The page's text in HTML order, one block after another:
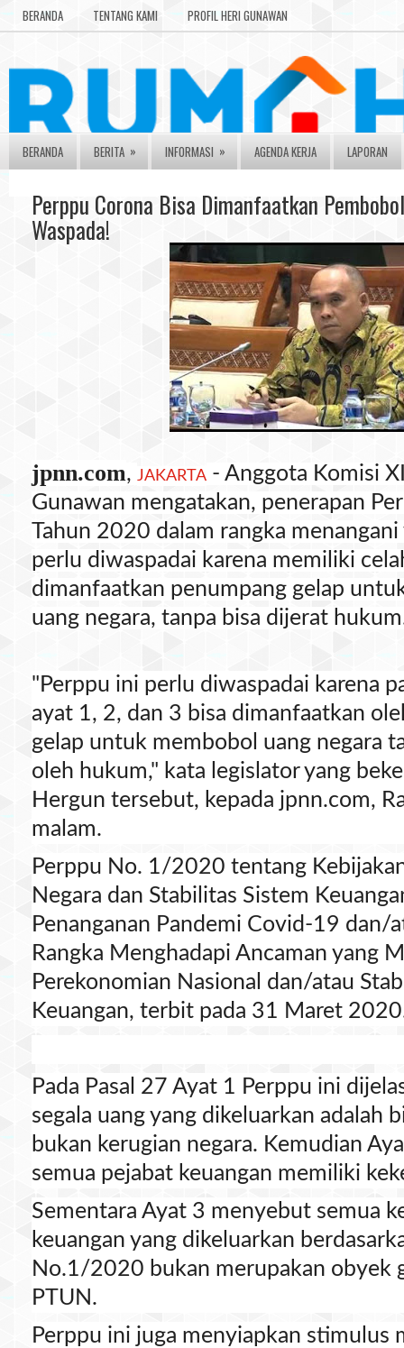
BERANDA TENTANG KAMI PROFIL HERI GUNAWAN
BERANDA BERITA » INFORMASI » AGENDA KERJA LAPORAN
Perppu Corona Bisa Dimanfaatkan
Waspada!
jpnn.com, JAKARTA - Anggota Komisi
Gunawan mengatakan, penerapan
Tahun 2020 dalam rangka
perlu diwaspadai karena memiliki
dimanfaatkan penumpang gelap
uang negara, tanpa bisa dijerat
"Perppu ini perlu diwaspadai karena
ayat 1, 2, dan 3 bisa dimanfaatkan
gelap untuk membobol uang negara
oleh hukum," kata legislator yang
Hergun tersebut, kepada jpnn.com,
malam.
Perppu No. 1/2020 tentang
Negara dan Stabilitas Sistem
Penanganan Pandemi Covid-19 dan/
Rangka Menghadapi Ancaman yang
Perekonomian Nasional dan/atau
Keuangan, terbit pada 31 Maret
Pada Pasal 27 Ayat 1 Perppu ini
segala uang yang dikeluarkan adalah
bukan kerugian negara. Kemudian
semua pejabat keuangan memiliki
Sementara Ayat 3 menyebut semua
keuangan yang dikeluarkan
No.1/2020 bukan merupakan obyek
PTUN.
Perppu ini juga menyiapkan stimulus